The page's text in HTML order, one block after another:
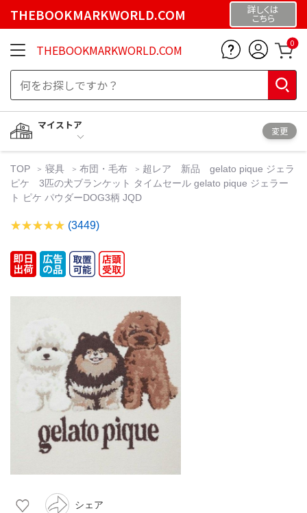
THEBOOKMARKWORLD.COM 詳しくは
こちら
THEBOOKMARKWORLD.COM 0
マイストア
変更
TOP 寝具 布団・毛布
超レア 新品 gelato pique ジェラ
ピケ 3匹の犬ブランケット タイムセール gelato pique ジェラー
ト ピケ パウダーDOG3柄 JQD
(3449)
シェア